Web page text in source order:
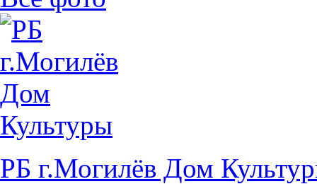
РБ г.Могилёв Дом